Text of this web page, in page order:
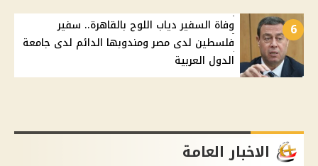
6
وفاة السفير دياب اللوح بالقاهرة.. سفير
فلسطين لدى مصر ومندوبها الدائم لدى جامعة
الدول العربية
الاخبار العامة